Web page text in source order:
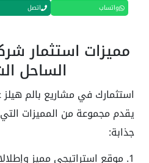
واتساب اتصل
مميزات استثمار
الساحل
استثمارك في مشاريع بالم
يقدم مجموعة من المميزات
جذابة:
1. موقع استراتيجي مميز